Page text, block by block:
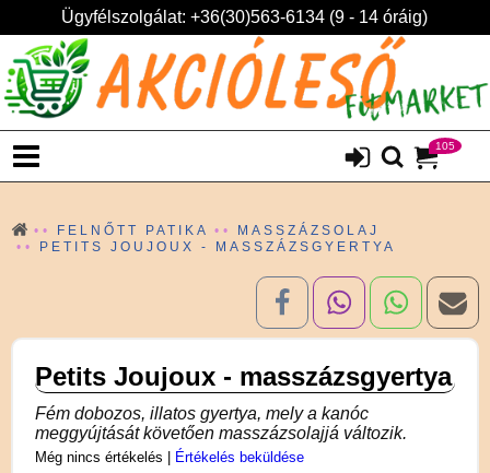
Ügyfélszolgálat: +36(30)563-6134 (9 - 14 óráig)
105
FELNŐTT PATIKA
MASSZÁZSOLAJ
PETITS JOUJOUX - MASSZÁZSGYERTYA
Petits Joujoux - masszázsgyertya
Fém dobozos, illatos gyertya, mely a kanóc
meggyújtását követően masszázsolajjá változik.
Még nincs értékelés Értékelés beküldése